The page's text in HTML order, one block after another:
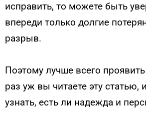
исправить, то можете быть
впереди только долгие
разрыв.
Поэтому лучше всего
раз уж вы читаете эту статью,
узнать, есть ли надежда и